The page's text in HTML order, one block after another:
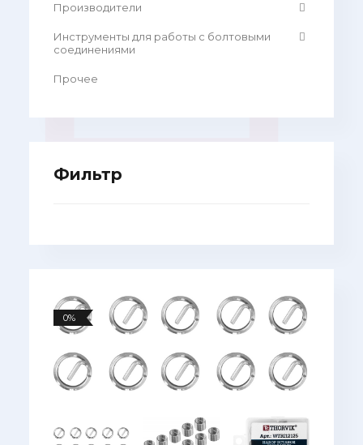
Производители
Инструменты для работы с болтовыми
соединениями
Прочее
Фильтр
0%